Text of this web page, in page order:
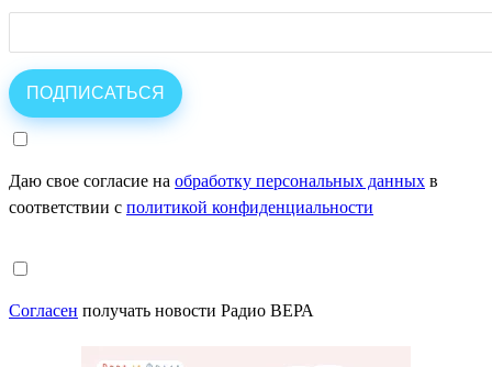
Даю свое согласие на обработку персональных данных в
соответствии с политикой конфиденциальности
Согласен получать новости Радио ВЕРА